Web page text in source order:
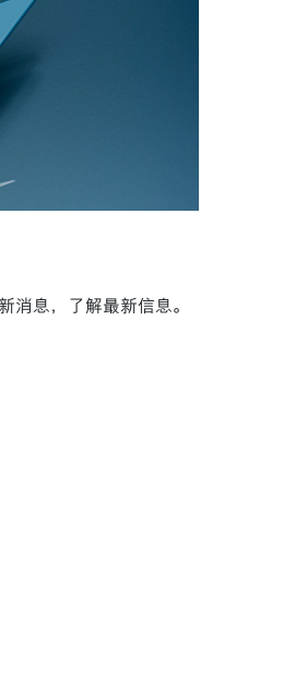
消息，了解最新信息。